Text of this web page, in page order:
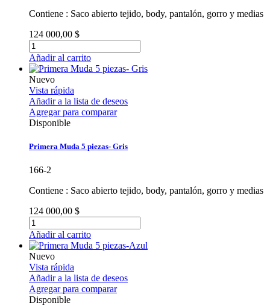
Contiene : Saco abierto tejido, body, pantalón, gorro y medias
124 000,00 $
Añadir al carrito
Nuevo
Vista rápida
Añadir a la lista de deseos
Agregar para comparar
Disponible
Primera Muda 5 piezas- Gris
166-2
Contiene : Saco abierto tejido, body, pantalón, gorro y medias
124 000,00 $
Añadir al carrito
Nuevo
Vista rápida
Añadir a la lista de deseos
Agregar para comparar
Disponible